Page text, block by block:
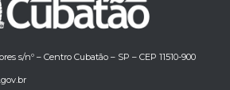
s/nº – Centro Cubatão – SP – CEP 11510-900